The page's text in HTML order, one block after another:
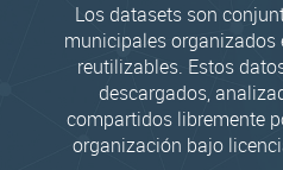
Los datasets son
municipales
reutilizables. Estos
descargados,
compartidos libremente
organización bajo